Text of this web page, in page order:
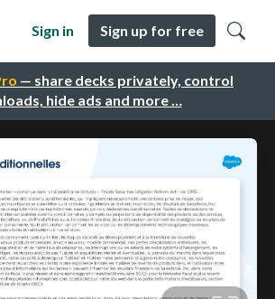
— share decks privately, control
hide ads and more …
Sign in Sign up for free